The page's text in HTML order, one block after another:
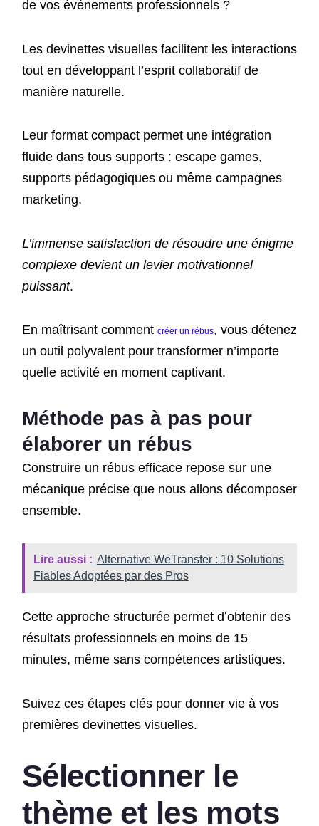
de vos événements professionnels ?
Les devinettes visuelles facilitent les interactions
tout en développant l’esprit collaboratif de
manière naturelle.
Leur format compact permet une intégration
fluide dans tous supports : escape games,
supports pédagogiques ou même campagnes
marketing.
L’immense satisfaction de résoudre une énigme
complexe devient un levier motivationnel
puissant.
En maîtrisant comment créer un rébus, vous détenez
un outil polyvalent pour transformer n’importe
quelle activité en moment captivant.
Méthode pas à pas pour
élaborer un rébus
Construire un rébus efficace repose sur une
mécanique précise que nous allons décomposer
ensemble.
Lire aussi : Alternative WeTransfer : 10 Solutions
Fiables Adoptées par des Pros
Cette approche structurée permet d’obtenir des
résultats professionnels en moins de 15
minutes, même sans compétences artistiques.
Suivez ces étapes clés pour donner vie à vos
premières devinettes visuelles.
Sélectionner le
thème et les mots